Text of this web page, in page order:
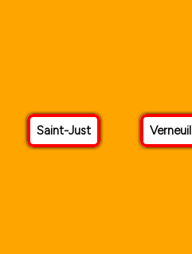
Saint-Just Verneuil